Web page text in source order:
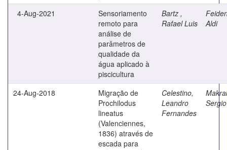
4-Aug-2021
Sensoriamento
remoto para
análise de
parâmetros de
qualidade da
água aplicado à
piscicultura
Bartz ,
Rafael Luis
Aldi
24-Aug-2018
Migração de
Prochilodus
lineatus
(Valenciennes,
1836) através de
escada para
Celestino,
Leandro
Fernandes
Sergio